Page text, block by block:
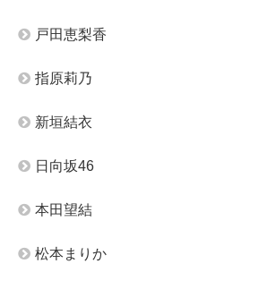
戸田恵梨香
指原莉乃
新垣結衣
日向坂46
本田望結
松本まりか